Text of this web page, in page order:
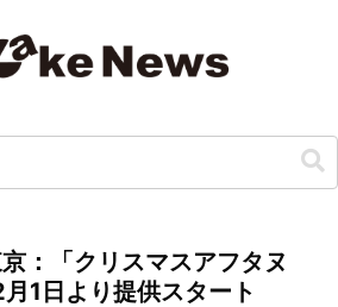
：「クリスマスアフタヌ
1日より提供スタート